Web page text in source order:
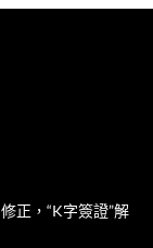
正，“K字簽證”解